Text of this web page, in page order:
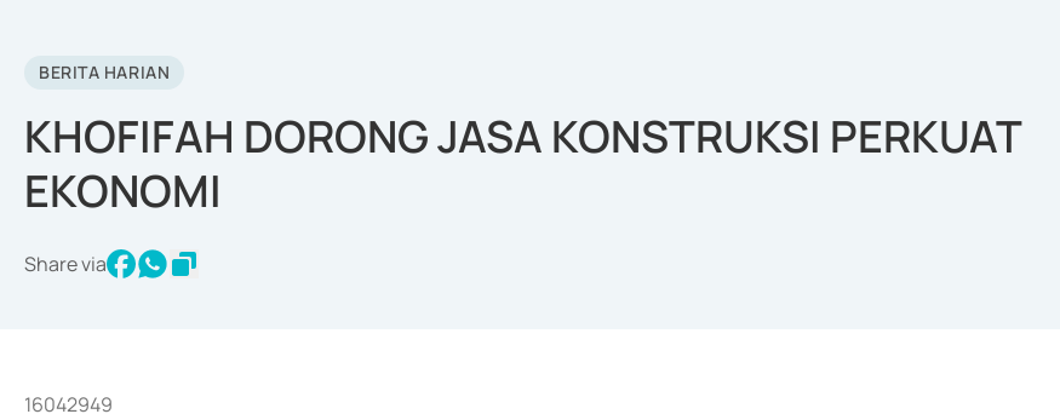
BERITA HARIAN
KHOFIFAH DORONG JASA KONSTRUKSI PERKUAT
EKONOMI
Share via
16042949